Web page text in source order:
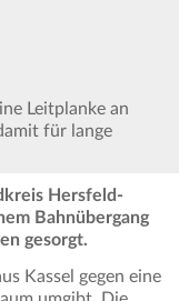
Leitplanke an
für lange
Hersfeld-
Bahnübergang
gesorgt.
Kassel gegen eine